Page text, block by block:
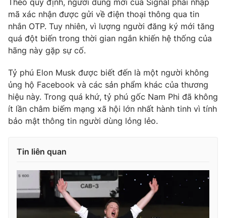
Ðiện thoại Thời báo VTV: 024.66 897 897
Email:toasoan@vtv.vn
Liên hệ quảng cáo:
024-7300.7108
® Cấm sao chép dưới mọi hình thức nếu không có sự chấp
thuận bằng văn bản. Ghi rõ nguồn VTV.vn khi phát hành lại
thông tin từ website này.
Theo quy định, người dùng mới của Signal phải nhập
mã xác nhận được gửi về điện thoại thông qua tin
nhắn OTP. Tuy nhiên, vì lượng người đăng ký mới tăng
quá đột biến trong thời gian ngắn khiến hệ thống của
hãng này gặp sự cố.
Tỷ phú Elon Musk được biết đến là một người không
ủng hộ Facebook và các sản phẩm khác của thương
hiệu này. Trong quá khứ, tỷ phú gốc Nam Phi đã không
ít lần châm biếm mạng xã hội lớn nhất hành tinh vì tính
bảo mật thông tin người dùng lỏng lẻo.
Tin liên quan